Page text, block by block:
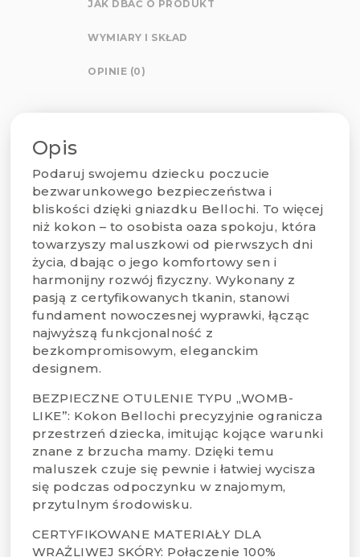
JAK DBAĆ O PRODUKT
WYMIARY I SKŁAD
OPINIE (0)
Opis
Podaruj swojemu dziecku poczucie
bezwarunkowego bezpieczeństwa i
bliskości dzięki gniazdku Bellochi. To więcej
niż kokon – to osobista oaza spokoju, która
towarzyszy maluszkowi od pierwszych dni
życia, dbając o jego komfortowy sen i
harmonijny rozwój fizyczny. Wykonany z
pasją z certyfikowanych tkanin, stanowi
fundament nowoczesnej wyprawki, łącząc
najwyższą funkcjonalność z
bezkompromisowym, eleganckim
designem.
BEZPIECZNE OTULENIE TYPU „WOMB-
LIKE”: Kokon Bellochi precyzyjnie ogranicza
przestrzeń dziecka, imitując kojące warunki
znane z brzucha mamy. Dzięki temu
maluszek czuje się pewnie i łatwiej wycisza
się podczas odpoczynku w znajomym,
przytulnym środowisku.
CERTYFIKOWANE MATERIAŁY DLA
WRAŻLIWEJ SKÓRY: Połączenie 100%